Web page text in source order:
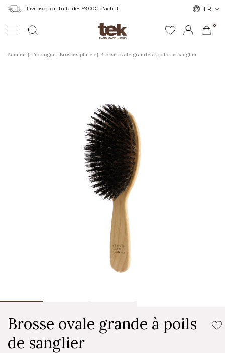
Livraison gratuite dès 59,00€ d'achat
0
FR
Accueil Tipologia Brosses plates Brosse ovale grande à poils de sanglier
Brosse ovale grande à poils
de sanglier